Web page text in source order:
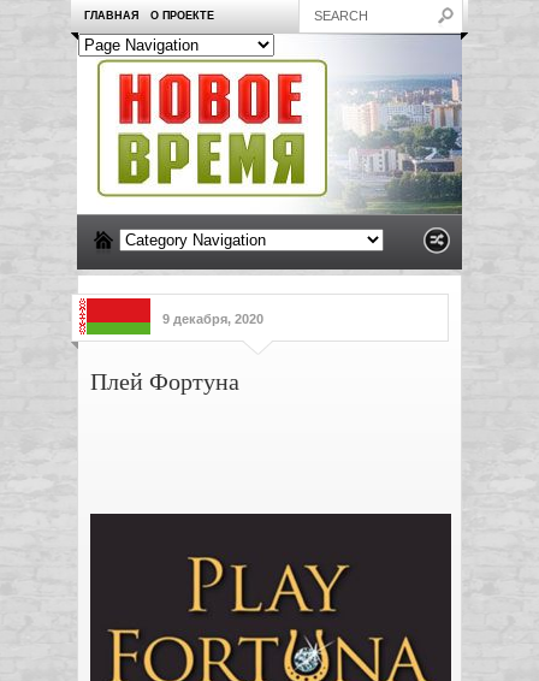
ГЛАВНАЯ О ПРОЕКТЕ
9 декабря, 2020
Плей Фортуна